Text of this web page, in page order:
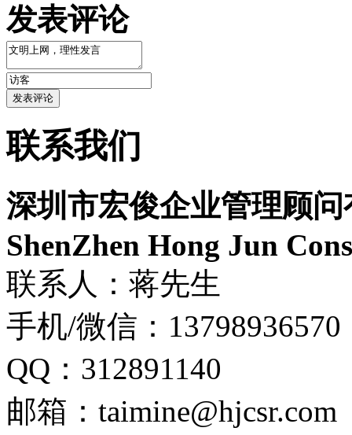
发表评论
联系我们
深圳市宏俊企业管理顾
ShenZhen Hong Jun
联系人：蒋先生
手机/微信：13798936570
QQ：312891140
邮箱：taimine@hjcsr.com